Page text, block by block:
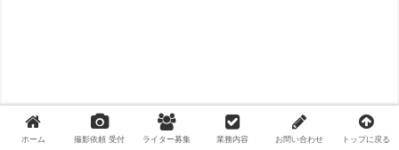
ホーム 撮影依頼 受付 ライター募集 業務内容 お問い合わせ トップに戻る